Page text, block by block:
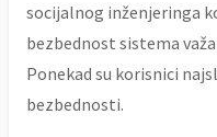
socijalnog inženjeringa
bezbednost sistema
Ponekad su korisnici
bezbednosti.